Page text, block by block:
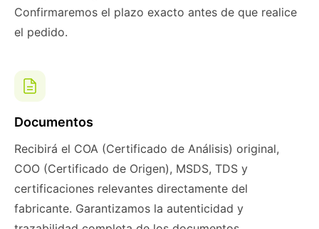
Confirmaremos el plazo exacto antes de que realice
el pedido.
Documentos
Recibirá el COA (Certificado de Análisis) original,
COO (Certificado de Origen), MSDS, TDS y
certificaciones relevantes directamente del
fabricante. Garantizamos la autenticidad y